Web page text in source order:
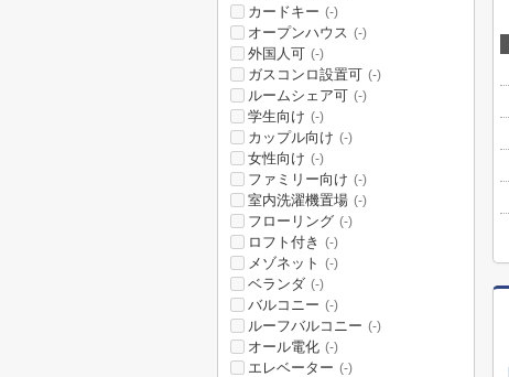
カードキー (-)
オープンハウス (-)
外国人可 (-)
ガスコンロ設置可 (-)
ルームシェア可 (-)
学生向け (-)
カップル向け (-)
女性向け (-)
ファミリー向け (-)
室内洗濯機置場 (-)
フローリング (-)
ロフト付き (-)
メゾネット (-)
ベランダ (-)
バルコニー (-)
ルーフバルコニー (-)
オール電化 (-)
エレベーター (-)